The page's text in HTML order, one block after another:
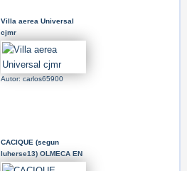
Villa aerea Universal
cjmr
Autor: carlos65900
CACIQUE (segun
luherse13) OLMECA EN
VILLAHERMOSA